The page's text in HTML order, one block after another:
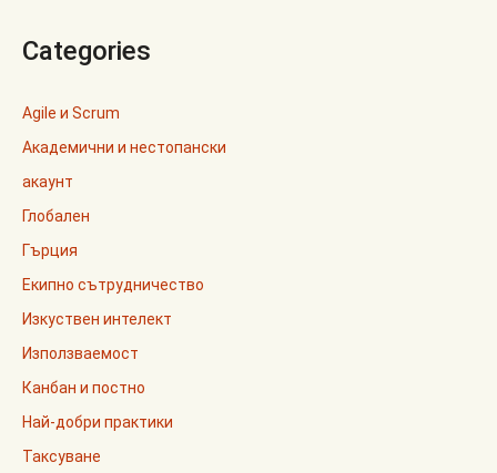
Categories
Agile и Scrum
Академични и нестопански
акаунт
Глобален
Гърция
Екипно сътрудничество
Изкуствен интелект
Използваемост
Канбан и постно
Най-добри практики
Таксуване